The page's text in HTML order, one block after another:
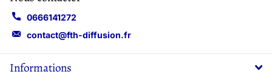
Informations
0666141272
contact@fth-diffusion.fr